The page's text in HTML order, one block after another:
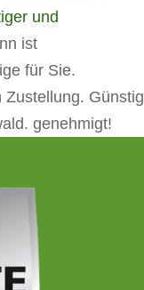
und
ist
für Sie.
Günstig
genehmigt!